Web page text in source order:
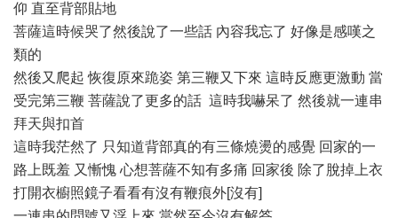
仰 直至背部貼地
菩薩這時候哭了然後說了一些話 內容我忘了 好像是感嘆之
類的
然後又爬起 恢復原來跪姿 第三鞭又下來 這時反應更激動 當
受完第三鞭 菩薩說了更多的話 這時我嚇呆了 然後就一連串
拜天與扣首
這時我茫然了 只知道背部真的有三條燒燙的感覺 回家的一
路上既羞 又慚愧 心想菩薩不知有多痛 回家後 除了脫掉上衣
打開衣櫥照鏡子看看有沒有鞭痕外[沒有]